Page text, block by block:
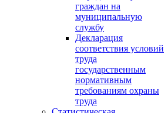
граждан на
муниципальную
службу
Декларация
соответствия условий
труда
государственным
нормативным
требованиям охраны
труда